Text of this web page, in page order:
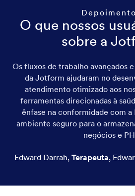
O que nossos
sobre a
Os fluxos de trabalho avançados
da Jotform ajudaram no
atendimento otimizado aos
ferramentas direcionadas à
ênfase na conformidade com a
ambiente seguro para o
negócios e
Edward Darrah, Terapeuta,